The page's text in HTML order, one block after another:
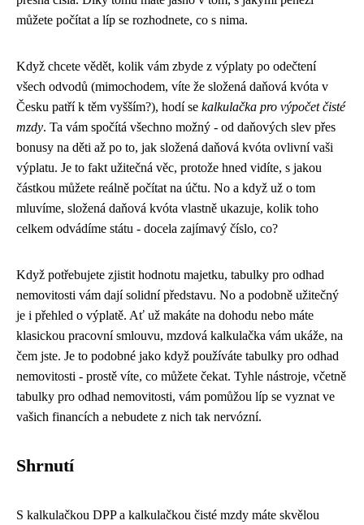
můžete počítat a líp se rozhodnete, co s nima.
Když chcete vědět, kolik vám zbyde z výplaty po odečtení
všech odvodů (mimochodem, víte že složená daňová kvóta v
Česku patří k těm vyšším?), hodí se kalkulačka pro výpočet čisté
mzdy. Ta vám spočítá všechno možný - od daňových slev přes
bonusy na děti až po to, jak složená daňová kvóta ovlivní vaši
výplatu. Je to fakt užitečná věc, protože hned vidíte, s jakou
částkou můžete reálně počítat na účtu. No a když už o tom
mluvíme, složená daňová kvóta vlastně ukazuje, kolik toho
celkem odvádíme státu - docela zajímavý číslo, co?
Když potřebujete zjistit hodnotu majetku, tabulky pro odhad
nemovitosti vám dají solidní představu. No a podobně užitečný
je i přehled o výplatě. Ať už makáte na dohodu nebo máte
klasickou pracovní smlouvu, mzdová kalkulačka vám ukáže, na
čem jste. Je to podobné jako když používáte tabulky pro odhad
nemovitosti - prostě víte, co můžete čekat. Tyhle nástroje, včetně
tabulky pro odhad nemovitosti, vám pomůžou líp se vyznat ve
vašich financích a nebudete z nich tak nervózní.
Shrnutí
S kalkulačkou DPP a kalkulačkou čisté mzdy máte skvělou